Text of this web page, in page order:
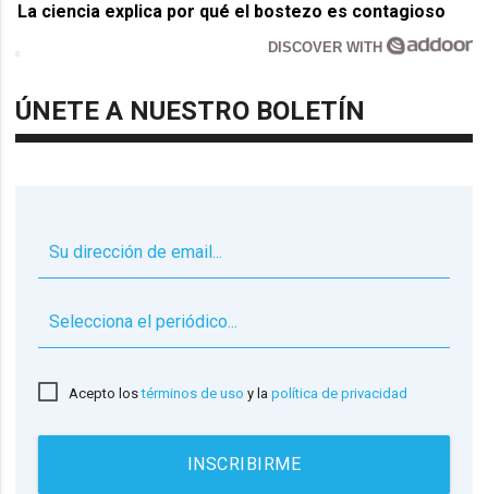
La ciencia explica por qué el bostezo es contagioso
DISCOVER WITH
ÚNETE A NUESTRO BOLETÍN
Acepto lostérminos de uso y lapolítica de privacidad
INSCRIBIRME